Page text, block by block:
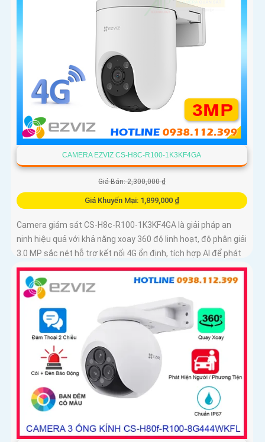
CAMERA EZVIZ CS-H8C-R100-1K3KF4GA
Giá Bán: 2,300,000 ₫
Giá Khuyến Mại: 1,899,000 ₫
Camera giám sát CS-H8c-R100-1K3KF4GA là giải pháp an
ninh hiệu quả với khả năng xoay 360 độ linh hoạt, độ phân giải
3.0 MP sắc nét hỗ trợ kết nối 4G ổn định, tích hợp AI để phát
hiện chuyển động con người chính xác